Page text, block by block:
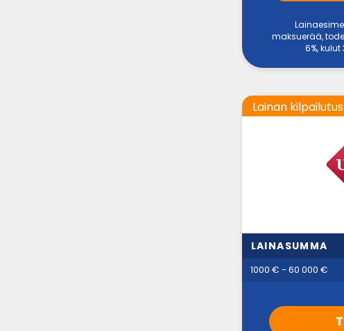
maksuerää,
6%,
Lainan kilpailutus
LAINASUMMA
1000 € - 60 000 €